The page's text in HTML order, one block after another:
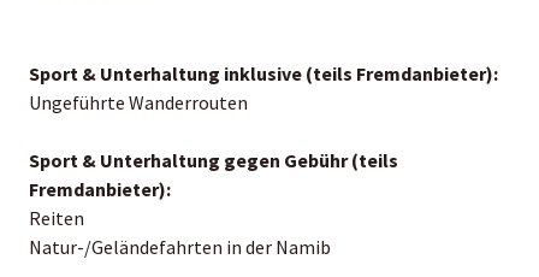
Sport & Unterhaltung inklusive (teils Fremdanbieter):
Ungeführte Wanderrouten
Sport & Unterhaltung gegen Gebühr (teils
Fremdanbieter):
Reiten
Natur-/Geländefahrten in der Namib